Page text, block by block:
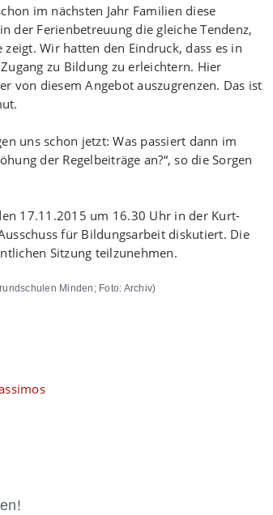
im nächsten Jahr Familien diese
der Ferienbetreuung die gleiche Tendenz,
Wir hatten den Eindruck, dass es in
zu Bildung zu erleichtern. Hier
von diesem Angebot auszugrenzen. Das ist
uns schon jetzt: Was passiert dann im
der Regelbeiträge an?“, so die Sorgen
17.11.2015 um 16.30 Uhr in der Kurt-
für Bildungsarbeit diskutiert. Die
Sitzung teilzunehmen.
Minden; Foto: Archiv)